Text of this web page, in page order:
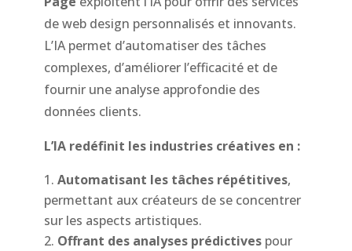
de web design personnalisés et innovants.
L’IA permet d’automatiser des tâches
complexes, d’améliorer l’efficacité et de
fournir une analyse approfondie des
données clients.
L’IA redéfinit les industries créatives en :
Automatisant les tâches répétitives,
permettant aux créateurs de se concentrer
sur les aspects artistiques.
Offrant des analyses prédictives pour